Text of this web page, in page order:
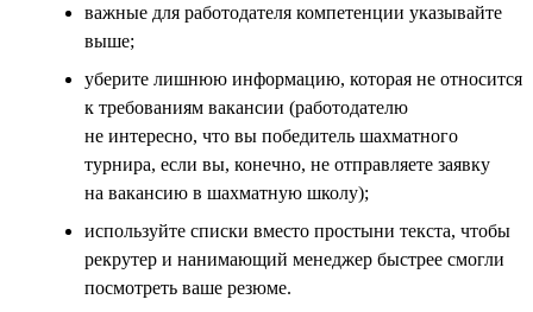
важные для работодателя компетенции указывайте
выше;
уберите лишнюю информацию, которая не относится
к требованиям вакансии (работодателю
не интересно, что вы победитель шахматного
турнира, если вы, конечно, не отправляете заявку
на вакансию в шахматную школу);
используйте списки вместо простыни текста, чтобы
рекрутер и нанимающий менеджер быстрее смогли
посмотреть ваше резюме.